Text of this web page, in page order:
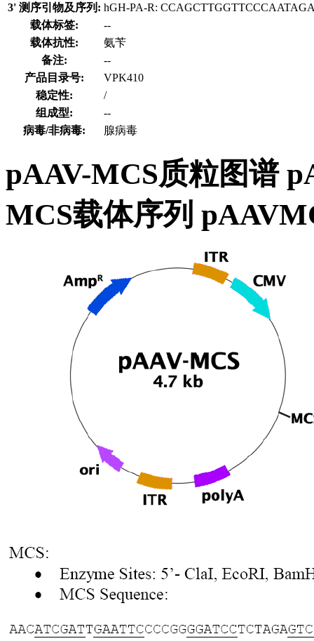
3' 测序引物及序列: hGH-PA-R:
载体标签:
--
载体抗性:
氨苄
备注:
--
产品目录号:
VPK410
稳定性:
/
组成型:
--
病毒/非病毒:
腺病毒
pAAV-MCS质粒图谱
MCS载体序列